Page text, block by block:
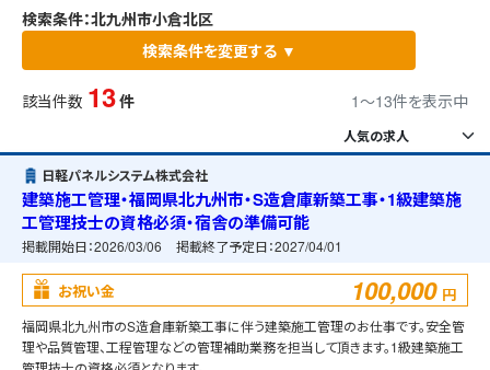
検索条件：北九州市小倉北区
検索条件を変更する ▼
該当件数 13 件 1〜13件を表示中
日軽パネルシステム株式会社
建築施工管理・福岡県北九州市・S造倉庫新築工事・1級建築施
工管理技士の資格必須・宿舎の準備可能
掲載開始日：2026/03/06 掲載終了予定日：2027/04/01
お祝い金 100,000 円
福岡県北九州市のS造倉庫新築工事に伴う建築施工管理のお仕事です。安全管
理や品質管理、工程管理などの管理補助業務を担当して頂きます。1級建築施工